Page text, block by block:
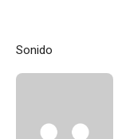
Sonido